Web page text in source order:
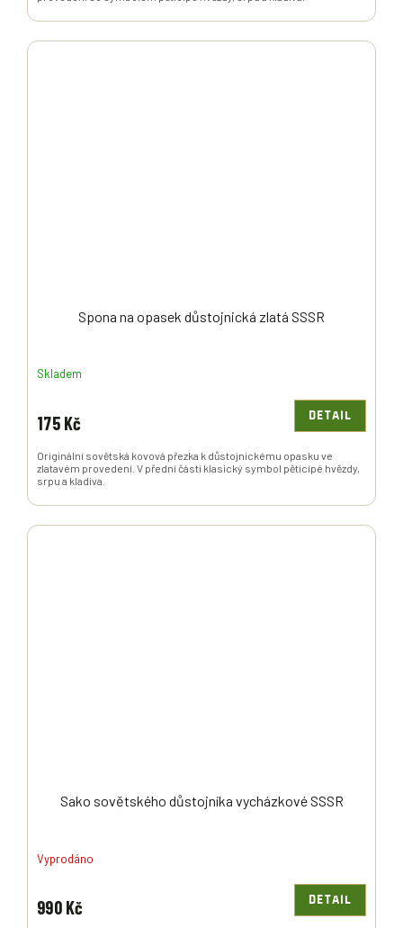
Spona na opasek důstojnická zlatá SSSR
Skladem
175 Kč DETAIL
Originální sovětská kovová přezka k důstojnickému opasku ve
zlatavém provedení. V přední části klasický symbol pěticípé hvězdy,
srpu a kladiva.
Sako sovětského důstojníka vycházkové SSSR
Vyprodáno
990 Kč DETAIL